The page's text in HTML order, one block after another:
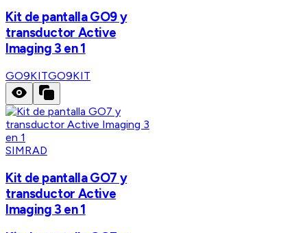
Kit de pantalla GO9 y
transductor Active
Imaging 3 en 1
GO9KITGO9KIT
SIMRAD
Kit de pantalla GO7 y
transductor Active
Imaging 3 en 1